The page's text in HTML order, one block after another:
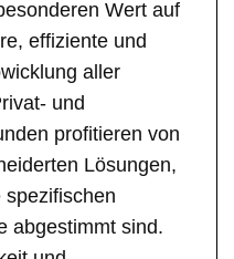
Wert auf
effiziente und
aller
und
profitieren von
Lösungen,
spezifischen
abgestimmt sind.